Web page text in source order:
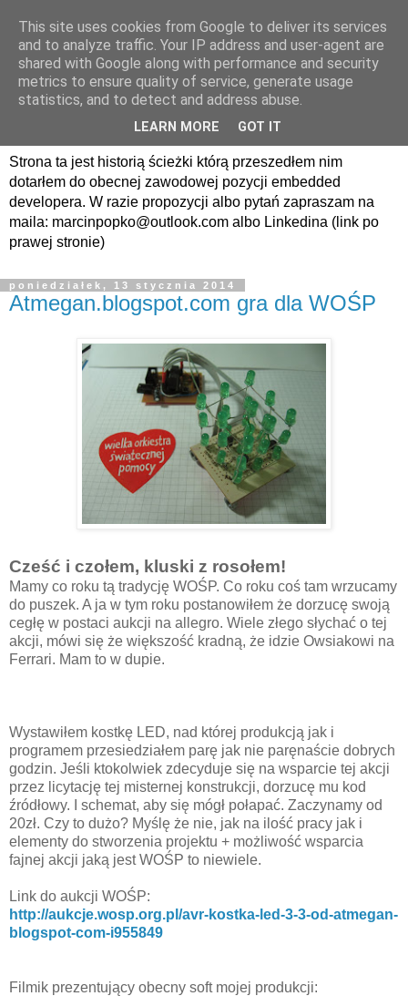
avrland.it - nic co
nerdowskie nie jest mi
Strona ta jest historią ścieżki którą przeszedłem nim
dotarłem do obecnej zawodowej pozycji embedded
developera. W razie propozycji albo pytań zapraszam na
maila: marcinpopko@outlook.com albo Linkedina (link po
prawej stronie)
poniedziałek, 13 stycznia 2014
Atmegan.blogspot.com gra dla WOŚP
Cześć i czołem, kluski z rosołem!
Mamy co roku tą tradycję WOŚP. Co roku coś tam wrzucamy
do puszek. A ja w tym roku postanowiłem że dorzucę swoją
cegłę w postaci aukcji na allegro. Wiele złego słychać o tej
akcji, mówi się że większość kradną, że idzie Owsiakowi na
Ferrari. Mam to w dupie.
Wystawiłem kostkę LED, nad której produkcją jak i
programem przesiedziałem parę jak nie paręnaście dobrych
godzin. Jeśli ktokolwiek zdecyduje się na wsparcie tej akcji
przez licytację tej misternej konstrukcji, dorzucę mu kod
źródłowy. I schemat, aby się mógł połapać. Zaczynamy od
20zł. Czy to dużo? Myślę że nie, jak na ilość pracy jak i
elementy do stworzenia projektu + możliwość wsparcia
fajnej akcji jaką jest WOŚP to niewiele.
Link do aukcji WOŚP:
http://aukcje.wosp.org.pl/avr-kostka-led-3-3-od-atmegan-
blogspot-com-i955849
Filmik prezentujący obecny soft mojej produkcji:
This site uses cookies from Google to deliver its services
and to analyze traffic. Your IP address and user-agent are
shared with Google along with performance and security
metrics to ensure quality of service, generate usage
statistics, and to detect and address abuse.
LEARN MORE GOT IT